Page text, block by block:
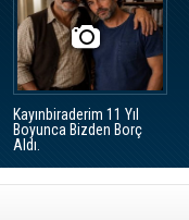
Kayınbiraderim 11 Yıl
Boyunca Bizden Borç
Aldı.